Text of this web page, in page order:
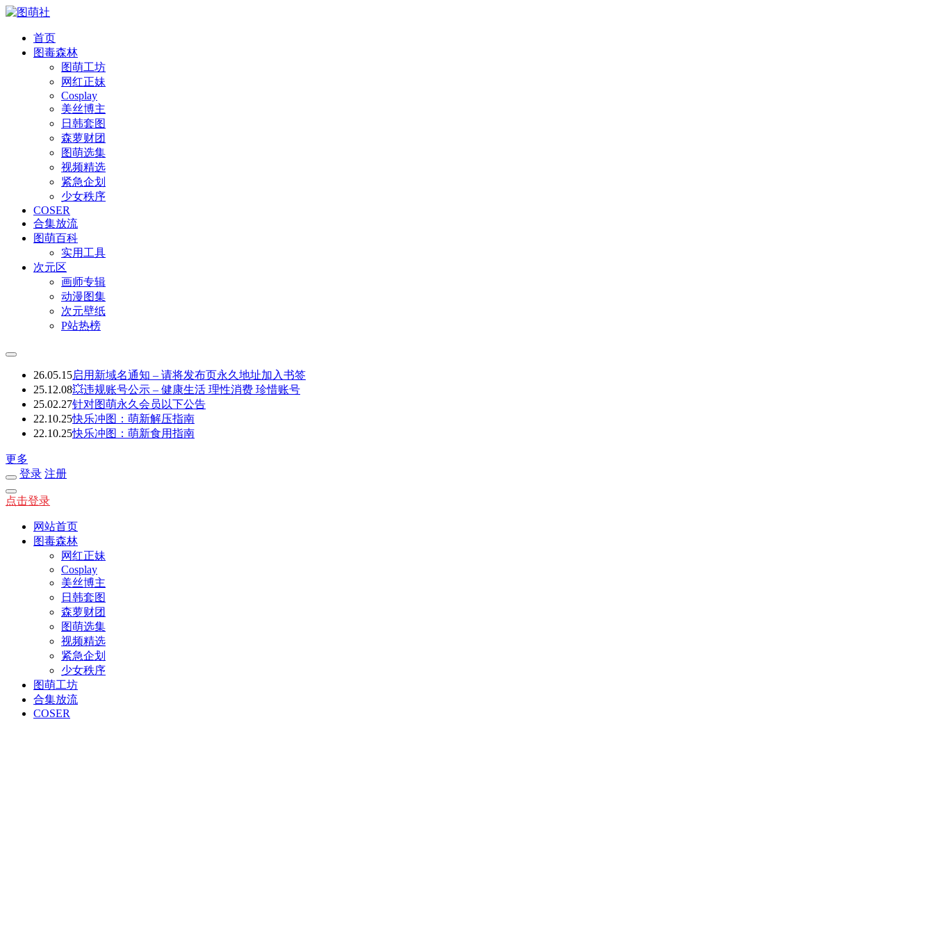
首页
图毒森林
图萌工坊
网红正妹
Cosplay
美丝博主
日韩套图
森萝财团
图萌选集
视频精选
紧急企划
少女秩序
COSER
合集放流
图萌百科
实用工具
次元区
画师专辑
动漫图集
次元壁纸
P站热榜
26.05.15启用新域名通知 – 请将发布页永久地址加入书签
25.12.08💥违规账号公示 – 健康生活 理性消费 珍惜账号
25.02.27针对图萌永久会员以下公告
22.10.25快乐冲图：萌新解压指南
22.10.25快乐冲图：萌新食用指南
更多
登录 注册
点击登录
网站首页
图毒森林
网红正妹
Cosplay
美丝博主
日韩套图
森萝财团
图萌选集
视频精选
紧急企划
少女秩序
图萌工坊
合集放流
COSER